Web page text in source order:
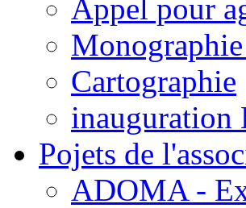
Appel pour
Cartographie
inauguration
Pojets de
ADOMA -